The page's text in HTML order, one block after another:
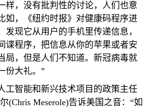
样，没有批判性的讨论，人们也意
如，《纽约时报》对健康码程序进
发现它从用户的手机里传递信息，
谍程序，把信息从你的苹果或者安
局，但是人们不知道。新冠病毒就
份大礼。”
工智能和新兴技术项目的政策主任
(Chris Meserole)告诉美国之音：“如